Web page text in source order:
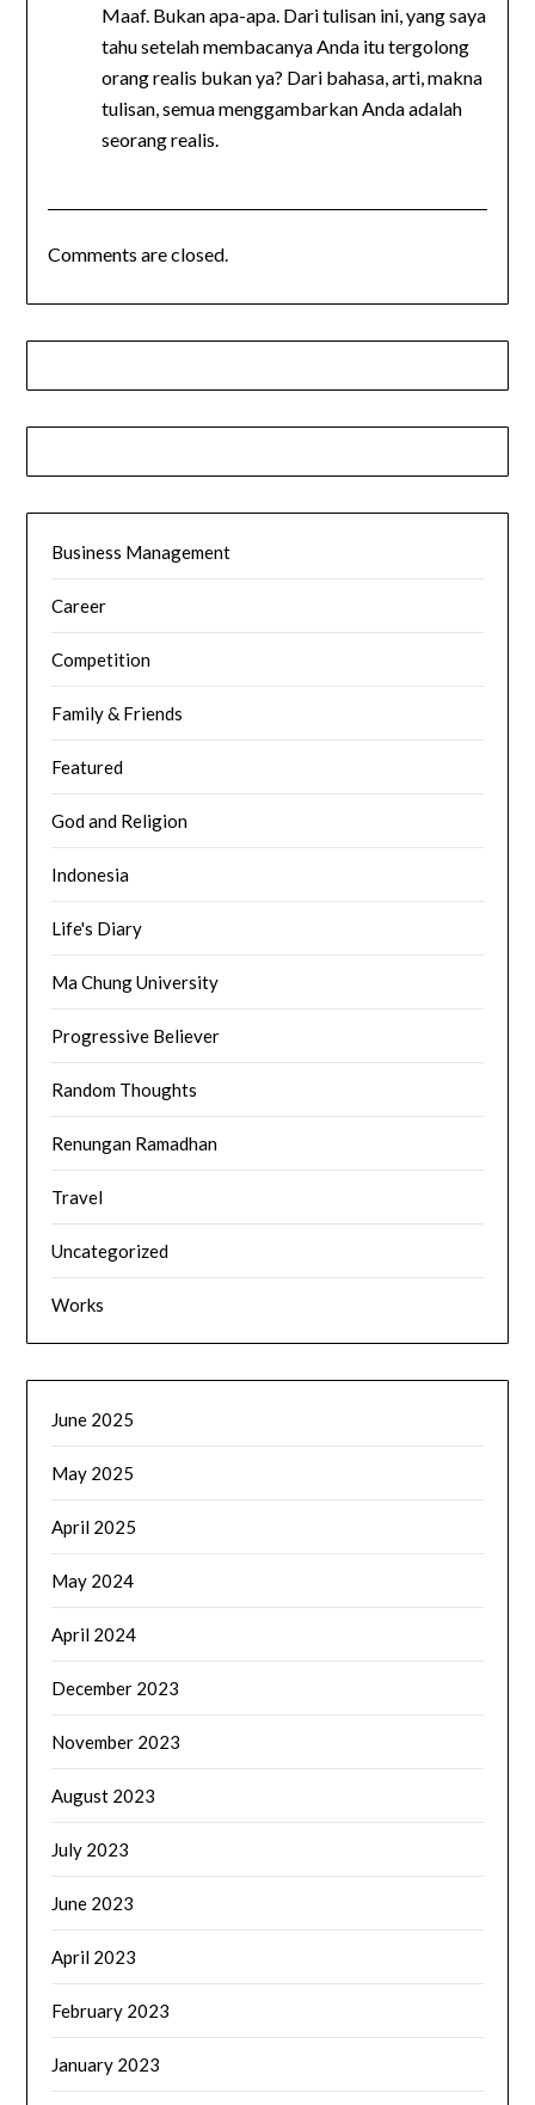
Maaf. Bukan apa-apa. Dari tulisan ini, yang saya
tahu setelah membacanya Anda itu tergolong
orang realis bukan ya? Dari bahasa, arti, makna
tulisan, semua menggambarkan Anda adalah
seorang realis.
Comments are closed.
Business Management
Career
Competition
Family & Friends
Featured
God and Religion
Indonesia
Life's Diary
Ma Chung University
Progressive Believer
Random Thoughts
Renungan Ramadhan
Travel
Uncategorized
Works
June 2025
May 2025
April 2025
May 2024
April 2024
December 2023
November 2023
August 2023
July 2023
June 2023
April 2023
February 2023
January 2023